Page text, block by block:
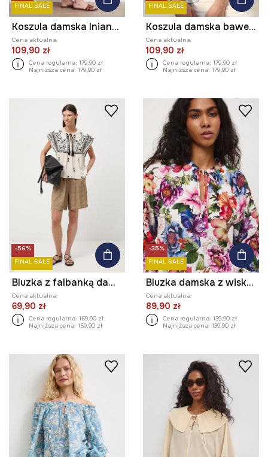
FINAL SALE
Koszula damska lniana gładka
Cena aktualna:
109,90 zł
Cena regularna: 179,90 zł
Najniższa cena: 179,90 zł
FINAL SALE
Koszula damska bawełniana żakardowa
Cena aktualna:
109,90 zł
Cena regularna: 179,90 zł
Najniższa cena: 179,90 zł
-56%
FINAL SALE
Bluzka z falbanką damska z wiskozy
Cena aktualna:
69,90 zł
Cena regularna: 159,90 zł
Najniższa cena: 159,90 zł
-35%
FINAL SALE
Bluzka damska z wiskozy
Cena aktualna:
89,90 zł
Cena regularna: 139,90 zł
Najniższa cena: 139,90 zł